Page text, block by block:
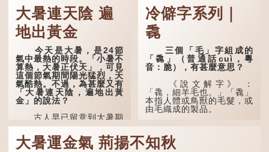
大暑連天陰 遍
地出黃金
今天是大暑，是24節
氣中最熱的時段。「小暑不
算熱，大暑正伏天」，可見
這個節氣期間陽光猛烈，天
氣酷熱。不過，為甚麼又有
「大暑連天陰，遍地出黃
金」的說法？
古人早已留意到大暑期
間的氣候規律。《逸周書·
時訓解》記載：「大暑之
日，腐草化為螢。又五日，
冷僻字系列｜
毳
三個「毛」字組成的
「毳」（普通話cuì，粵
音：脆），有甚麼意思？
《說文解字》 ：
「毳，細羊毛也。」「毳」
本指人體或鳥獸的毛髮，或
由毛織成的製品。
人體表面，例如手臂等
部位生長的細毛，也叫
「毳」，又叫「寒毛」、
大暑運金氣 荊揚不知秋